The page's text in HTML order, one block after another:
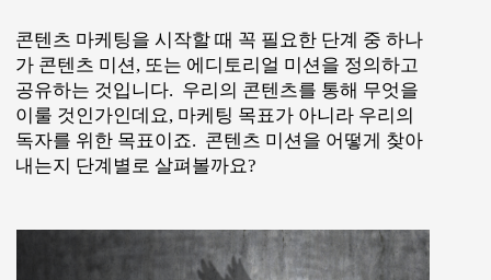
콘텐츠 마케팅을 시작할 때 꼭 필요한 단계 중 하나
가 콘텐츠 미션, 또는 에디토리얼 미션을 정의하고
공유하는 것입니다. 우리의 콘텐츠를 통해 무엇을
이룰 것인가인데요, 마케팅 목표가 아니라 우리의
독자를 위한 목표이죠. 콘텐츠 미션을 어떻게 찾아
내는지 단계별로 살펴볼까요?